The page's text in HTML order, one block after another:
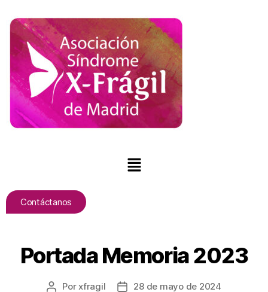
Contáctanos
Portada Memoria 2023
Porxfragil
28 de mayo de 2024